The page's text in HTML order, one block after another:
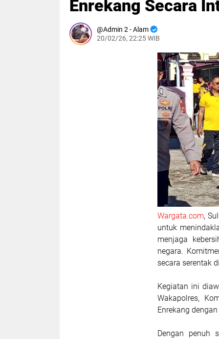
Enrekang Secara
Admin 2 - Alam
20/02/26, 22:25 WIB
Wargata.com,
untuk
menjaga
negara.
secara serentak
Kegiatan ini
Wakapolres,
Enrekang
Dengan penuh